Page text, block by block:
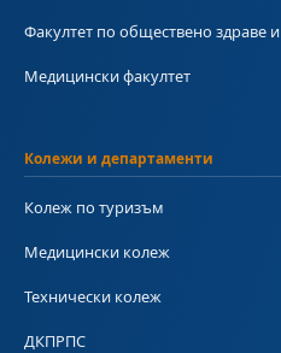
Факултет по обществено здраве
Медицински факултет
Колежи и департаменти
Колеж по туризъм
Медицински колеж
Технически колеж
ДКПРПС